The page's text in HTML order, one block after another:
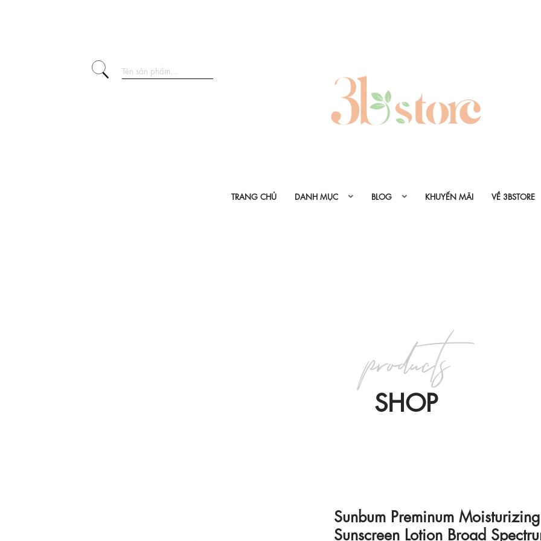
TRANG CHỦ DANH MỤC BLOG KHUYẾN MÃI VỀ 3BSTORE
SHOP
products
Sunbum Preminum Moisturizing
Sunscreen Lotion Broad